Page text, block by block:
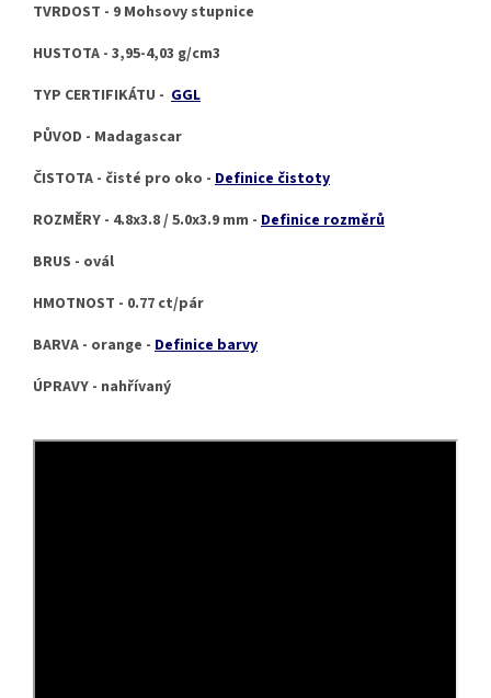
TVRDOST - 9 Mohsovy stupnice
HUSTOTA - 3,95-4,03 g/cm3
TYP CERTIFIKÁTU - GGL
PŮVOD - Madagascar
ČISTOTA - čisté pro oko - Definice čistoty
ROZMĚRY - 4.8x3.8 / 5.0x3.9 mm - Definice rozměrů
BRUS - ovál
HMOTNOST - 0.77 ct/pár
BARVA - orange - Definice barvy
ÚPRAVY - nahřívaný